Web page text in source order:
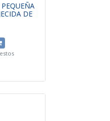
PEQUEÑA
DE